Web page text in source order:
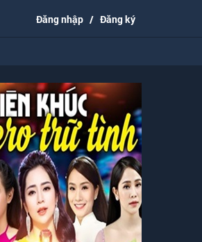
Đăng nhập / Đăng ký